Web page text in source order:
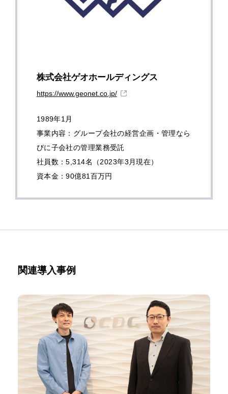
株式会社ゲオホールディングス
https://www.geonet.co.jp/
1989年1月
事業内容：グループ会社の経営企画・管理なら
びに子会社の管理業務受託
社員数：5,314名（2023年3月現在）
資本金：90億81百万円
関連導入事例